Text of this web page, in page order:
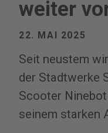
weiter
22. MAI 2025
Seit neustem
der Stadtwerke
Scooter
seinem starken